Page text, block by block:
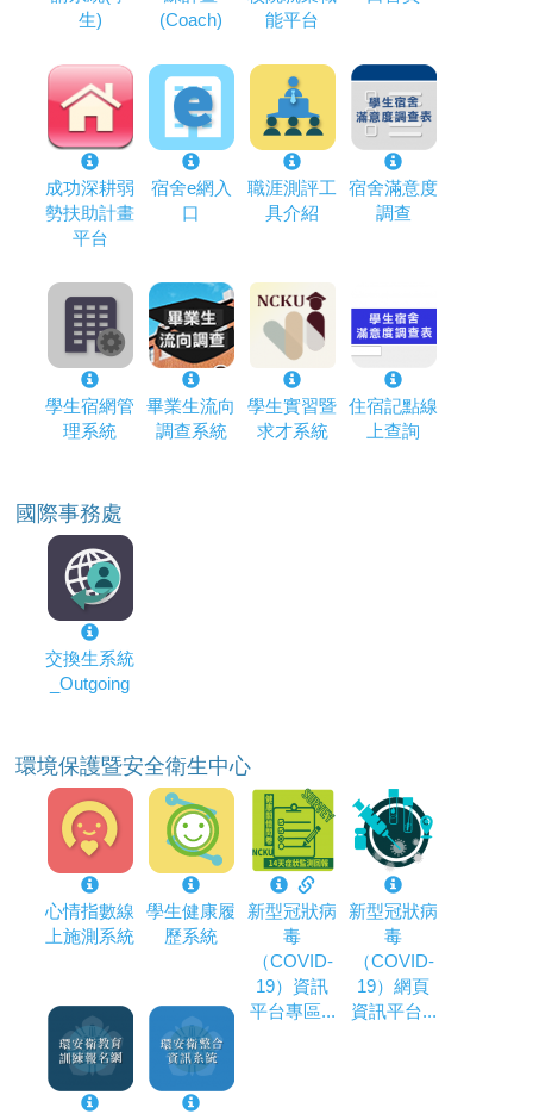
生)
(Coach)
能平台
成功深耕弱
勢扶助計畫
平台
宿舍e網入
口
職涯測評工
具介紹
宿舍滿意度
調查
學生宿網管
理系統
畢業生流向
調查系統
學生實習暨
求才系統
住宿記點線
上查詢
國際事務處
交換生系統
_Outgoing
環境保護暨安全衛生中心
心情指數線
上施測系統
學生健康履
歷系統
新型冠狀病
毒
（COVID-
19）資訊
平台專區...
新型冠狀病
毒
（COVID-
19）網頁
資訊平台...